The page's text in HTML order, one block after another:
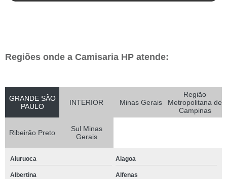
Regiões onde a Camisaria HP atende:
GRANDE SÃO
PAULO
INTERIOR Minas Gerais
Região
Metropolitana de
Campinas
Ribeirão Preto
Sul Minas
Gerais
Aiuruoca Alagoa
Albertina Alfenas